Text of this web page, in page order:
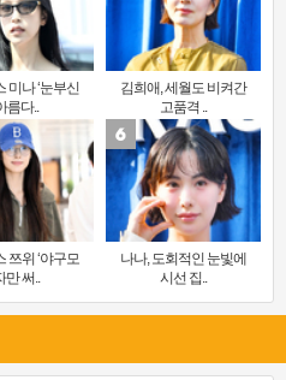
미나 ‘눈부신
름다..
김희애, 세월도 비켜간
고품격 ..
쯔위 ‘야구모
만 써..
나나, 도회적인 눈빛에
시선 집..